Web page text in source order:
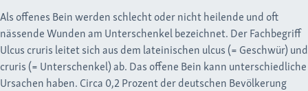
Als offenes Bein werden schlecht oder nicht heilende und oft
nässende Wunden am Unterschenkel bezeichnet. Der Fachbegriff
Ulcus cruris leitet sich aus dem lateinischen ulcus (= Geschwür) und
cruris (= Unterschenkel) ab. Das offene Bein kann unterschiedliche
Ursachen haben. Circa 0,2 Prozent der deutschen Bevölkerung